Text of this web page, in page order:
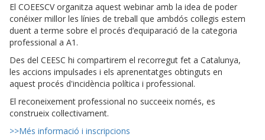
El COEESCV organitza aquest webinar amb la idea de poder
conéixer millor les línies de treball que ambdós col·legis estem
duent a terme sobre el procés d’equiparació de la categoria
professional a A1.
Des del CEESC hi compartirem el recorregut fet a Catalunya,
les accions impulsades i els aprenentatges obtinguts en
aquest procés d'incidència política i professional.
El reconeixement professional no succeeix només, es
construeix col·lectivament.
>>Més informació i inscripcions